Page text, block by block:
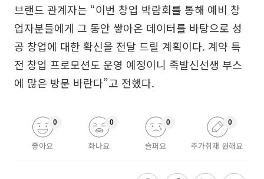
브랜드 관계자는 “이번 창업 박람회를 통해 예비 창
업자분들에게 그 동안 쌓아온 데이터를 바탕으로 성
공 창업에 대한 확신을 전달 드릴 계획이다. 계약 특
전 창업 프로모션도 운영 예정이니 족발신선생 부스
에 많은 방문 바란다”고 전했다.
좋아요
0
화나요
0
슬퍼요
0
추가취재 원해요
0